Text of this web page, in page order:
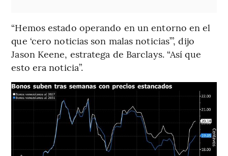
“Hemos estado operando en un entorno en el
que ‘cero noticias son malas noticias’”, dijo
Jason Keene, estratega de Barclays. “Así que
esto era noticia”.